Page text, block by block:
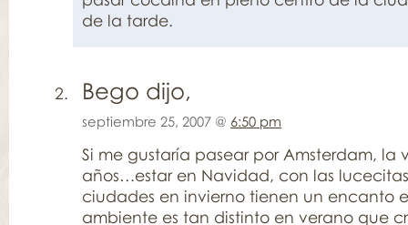
de la tarde.
Bego dijo,
septiembre 25, 2007 @ 6:50 pm
Si me gustaría pasear por Amsterdam, la
años…estar en Navidad, con las
ciudades en invierno tienen un encanto
ambiente es tan distinto en verano que